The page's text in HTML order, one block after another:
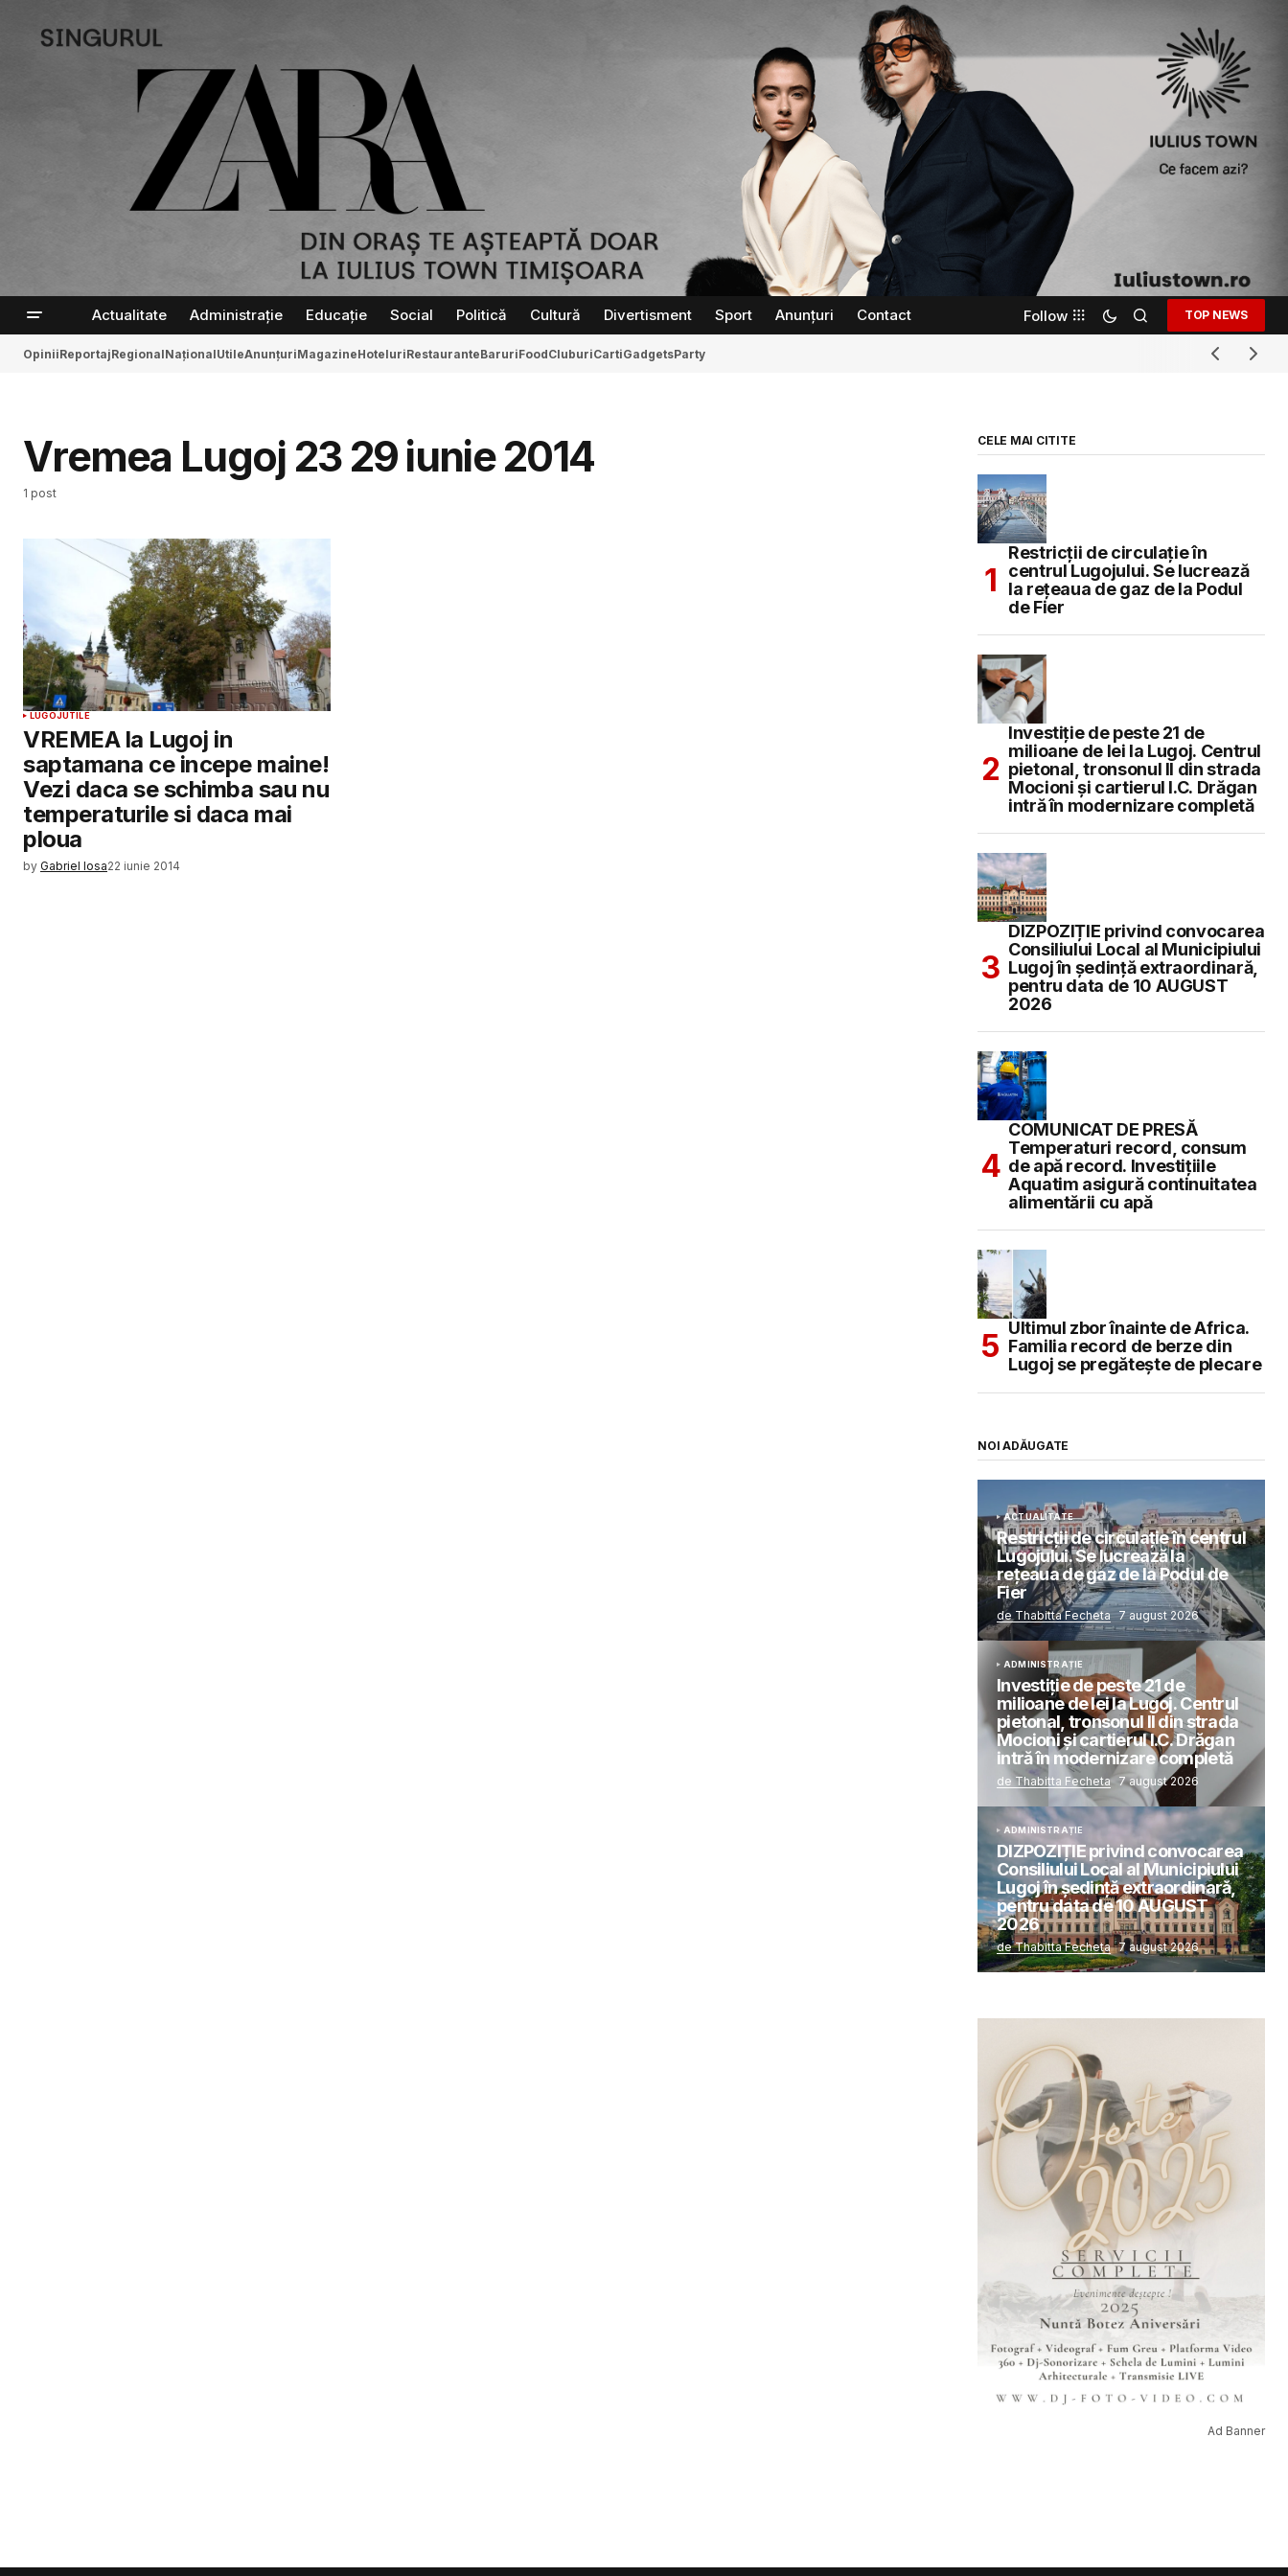
Actualitate Administrație Educație Social Politică Cultură Divertisment Sport Anunțuri Contact Follow TOP NEWS
OpiniiReportajRegionalNaționalUtileAnunțuriMagazineHoteluriRestauranteBaruriFoodCluburiCartiGadgetsParty
Vremea Lugoj 23 29 iunie 2014
1 post
LUGOJUTILE
VREMEA la Lugoj in
saptamana ce incepe maine!
Vezi daca se schimba sau nu
temperaturile si daca mai
ploua
by Gabriel Iosa22 iunie 2014
CELE MAI CITITE
Restricții de circulație în
centrul Lugojului. Se lucrează
la rețeaua de gaz de la Podul
de Fier
Investiție de peste 21 de
milioane de lei la Lugoj. Centrul
pietonal, tronsonul II din strada
Mocioni și cartierul I.C. Drăgan
intră în modernizare completă
DIZPOZIȚIE privind convocarea
Consiliului Local al Municipiului
Lugoj în şedinţă extraordinară,
pentru data de 10 AUGUST
2026
COMUNICAT DE PRESĂ
Temperaturi record, consum
de apă record. Investițiile
Aquatim asigură continuitatea
alimentării cu apă
Ultimul zbor înainte de Africa.
Familia record de berze din
Lugoj se pregătește de plecare
NOI ADĂUGATE
ACTUALITATE
Restricții de circulație în centrul
Lugojului. Se lucrează la
rețeaua de gaz de la Podul de
Fier
de Thabitta Fecheta 7 august 2026
ADMINISTRAȚIE
Investiție de peste 21 de
milioane de lei la Lugoj. Centrul
pietonal, tronsonul II din strada
Mocioni și cartierul I.C. Drăgan
intră în modernizare completă
de Thabitta Fecheta 7 august 2026
ADMINISTRAȚIE
DIZPOZIȚIE privind convocarea
Consiliului Local al Municipiului
Lugoj în şedinţă extraordinară,
pentru data de 10 AUGUST
2026
de Thabitta Fecheta 7 august 2026
Ad Banner